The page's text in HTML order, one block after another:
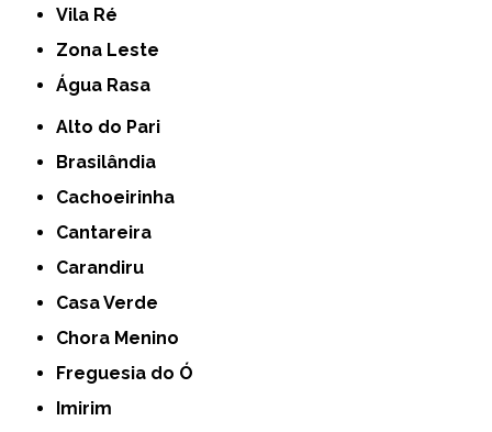
Vila Ré
Zona Leste
Água Rasa
Alto do Pari
Brasilândia
Cachoeirinha
Cantareira
Carandiru
Casa Verde
Chora Menino
Freguesia do Ó
Imirim